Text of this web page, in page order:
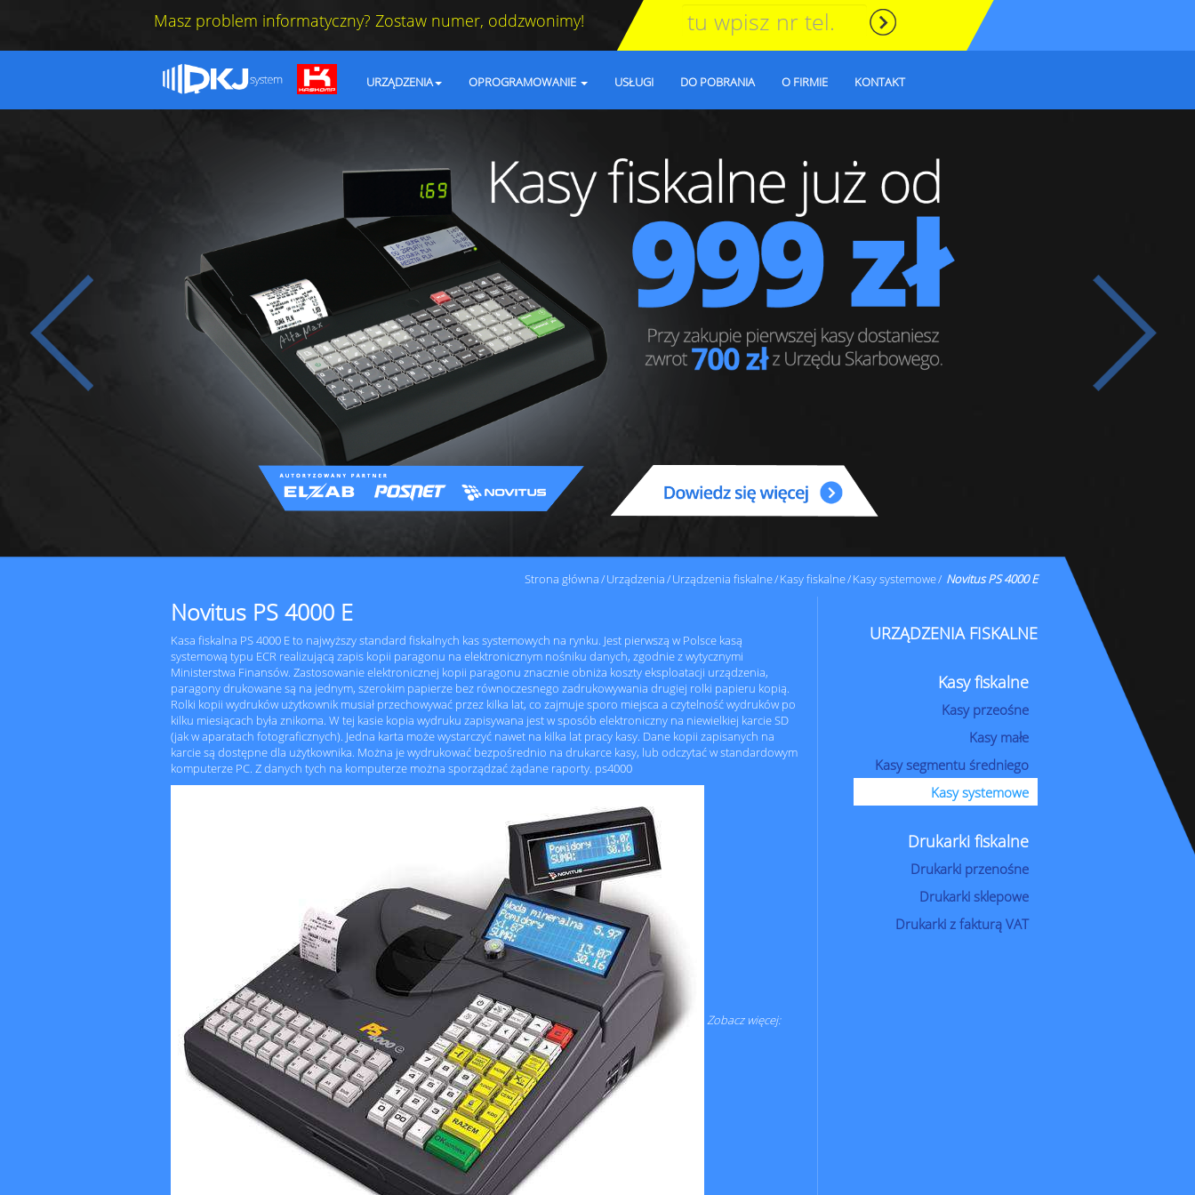
Masz problem informatyczny? Zostaw numer, oddzwonimy!
URZĄDZENIA OPROGRAMOWANIE USŁUGI DO POBRANIA O FIRMIE KONTAKT
Strona główna Urządzenia Urządzenia fiskalne Kasy fiskalne Kasy systemowe Novitus PS 4000 E
Novitus PS 4000 E
Kasa fiskalna PS 4000 E to najwyższy standard fiskalnych kas systemowych na rynku. Jest pierwszą w Polsce kasą
systemową typu ECR realizującą zapis kopii paragonu na elektronicznym nośniku danych, zgodnie z wytycznymi
Ministerstwa Finansów. Zastosowanie elektronicznej kopii paragonu znacznie obniża koszty eksploatacji urządzenia,
paragony drukowane są na jednym, szerokim papierze bez równoczesnego zadrukowywania drugiej rolki papieru kopią.
Rolki kopii wydruków użytkownik musiał przechowywać przez kilka lat, co zajmuje sporo miejsca a czytelność wydruków po
kilku miesiącach była znikoma. W tej kasie kopia wydruku zapisywana jest w sposób elektroniczny na niewielkiej karcie SD
(jak w aparatach fotograficznych). Jedna karta może wystarczyć nawet na kilka lat pracy kasy. Dane kopii zapisanych na
karcie są dostępne dla użytkownika. Można je wydrukować bezpośrednio na drukarce kasy, lub odczytać w standardowym
komputerze PC. Z danych tych na komputerze można sporządzać żądane raporty. ps4000
Zobacz więcej:
URZĄDZENIA FISKALNE
Kasy fiskalne
Kasy przeośne
Kasy małe
Kasy segmentu średniego
Kasy systemowe
Drukarki fiskalne
Drukarki przenośne
Drukarki sklepowe
Drukarki z fakturą VAT